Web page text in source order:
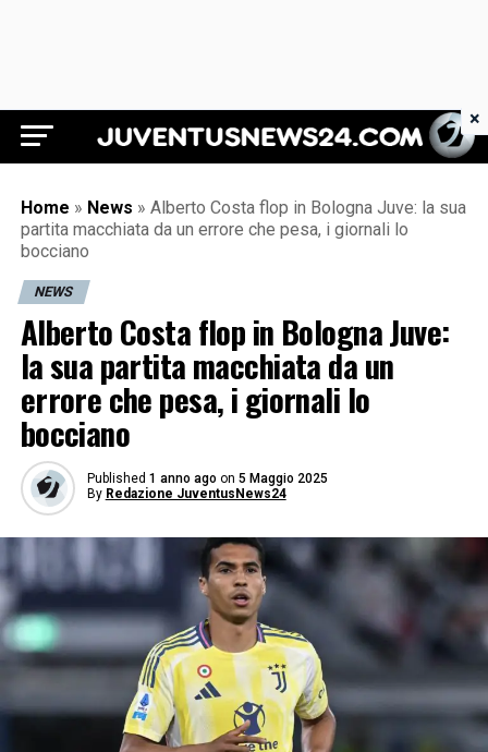
Juventus News 24
Home » News » Alberto Costa flop in Bologna Juve: la sua
partita macchiata da un errore che pesa, i giornali lo
bocciano
NEWS
Alberto Costa flop in Bologna Juve:
la sua partita macchiata da un
errore che pesa, i giornali lo
bocciano
Published 1 anno ago on 5 Maggio 2025
By Redazione JuventusNews24
×